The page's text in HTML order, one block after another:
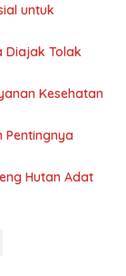
untuk
Diajak Tolak
Kesehatan
Pentingnya
Hutan Adat